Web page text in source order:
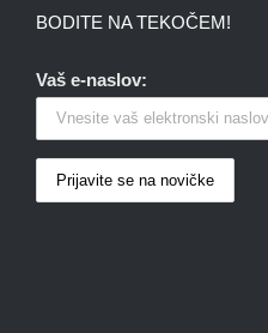
BODITE NA TEKOČEM!
Vaš e-naslov: